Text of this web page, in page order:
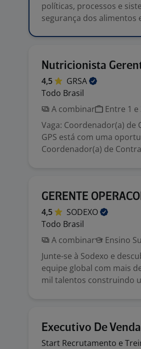
políticas, processos e
segurança dos alimentos
Nutricionista
4,5
GRSA
Todo Brasil
A combinar
Entre 1 e
Vaga: Coordenador(a) de
GPS está com uma
Coordenador(a) de
GERENTE
4,5
SODEXO
Todo Brasil
A combinar
Ensino
Junte-se à Sodexo e
equipe global com mais
mil talentos construindo
Executivo De
Start Recrutamento e